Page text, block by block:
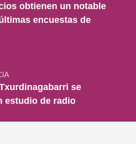
obtienen un notable
encuestas de
se
estudio de radio